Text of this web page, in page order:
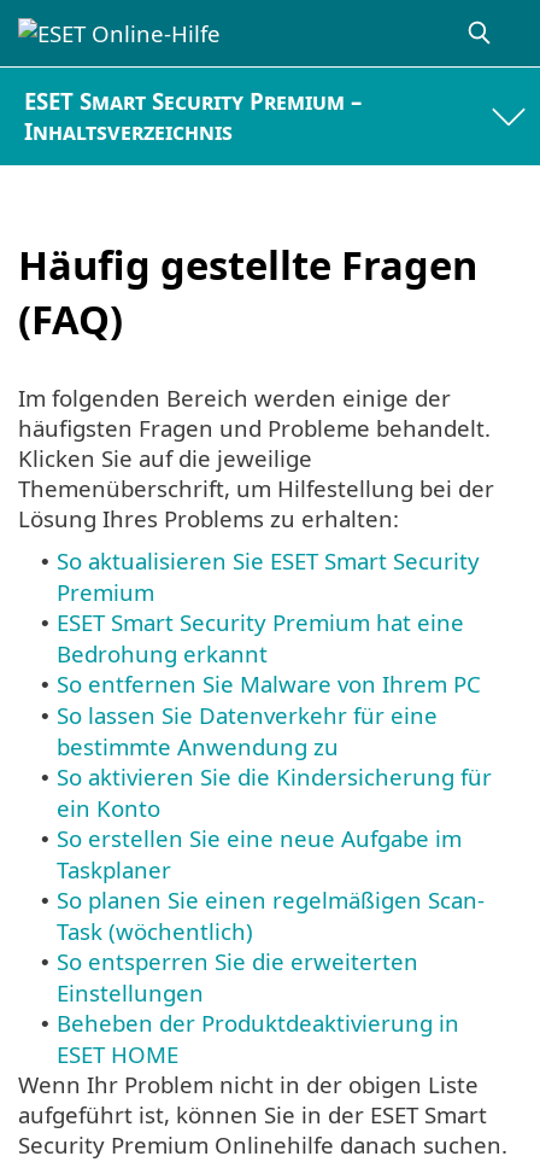
ESET Smart Security Premium –
Inhaltsverzeichnis
Häufig gestellte Fragen
(FAQ)
Im folgenden Bereich werden einige der
häufigsten Fragen und Probleme behandelt.
Klicken Sie auf die jeweilige
Themenüberschrift, um Hilfestellung bei der
Lösung Ihres Problems zu erhalten:
• So aktualisieren Sie ESET Smart Security
Premium
• ESET Smart Security Premium hat eine
Bedrohung erkannt
• So entfernen Sie Malware von Ihrem PC
• So lassen Sie Datenverkehr für eine
bestimmte Anwendung zu
• So aktivieren Sie die Kindersicherung für
ein Konto
• So erstellen Sie eine neue Aufgabe im
Taskplaner
• So planen Sie einen regelmäßigen Scan-
Task (wöchentlich)
• So entsperren Sie die erweiterten
Einstellungen
• Beheben der Produktdeaktivierung in
ESET HOME
Wenn Ihr Problem nicht in der obigen Liste
aufgeführt ist, können Sie in der ESET Smart
Security Premium Onlinehilfe danach suchen.